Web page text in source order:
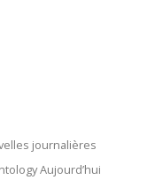
journalières
Aujourd’hui